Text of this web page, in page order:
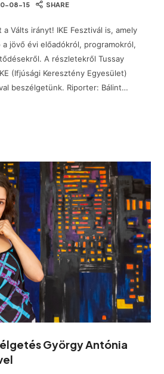
08-15 SHARE
Válts irányt! IKE Fesztivál is, amely
jövő évi előadókról, programokról,
A részletekről Tussay
(Ifjúsági Keresztény Egyesület)
beszélgetünk. Riporter: Bálint…
György Antónia